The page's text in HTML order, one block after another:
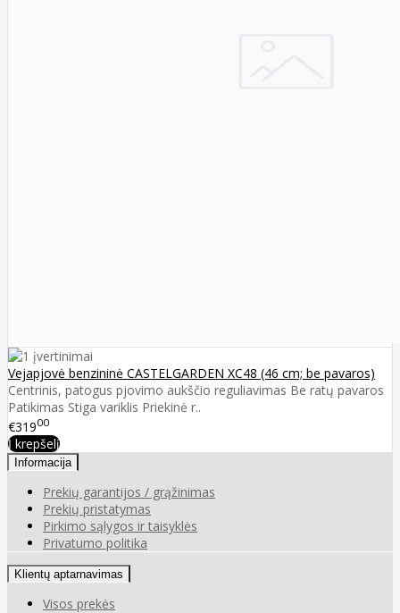
Vejapjovė benzininė CASTELGARDEN XC48 (46 cm; be pavaros)
Centrinis, patogus pjovimo aukščio reguliavimas Be ratų pavaros
Patikimas Stiga variklis Priekinė r..
€31900
Į krepšelį
Informacija
Prekių garantijos / grąžinimas
Prekių pristatymas
Pirkimo sąlygos ir taisyklės
Privatumo politika
Klientų aptarnavimas
Visos prekės